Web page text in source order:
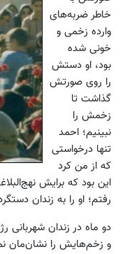
خاطر ضربه‌های
وارده زخمی و
خونی شده
بود، او دستش
را روی صورتش
‌گذاشت تا
زخمش را
نبینیم؛ احمد
تنها درخواستی
که از من کرد
این بود که برایش
رفتم؛ او را به زندان
دو ماه در زندان‌ شهربانی
و زخم‌هایش را نشان‌مان